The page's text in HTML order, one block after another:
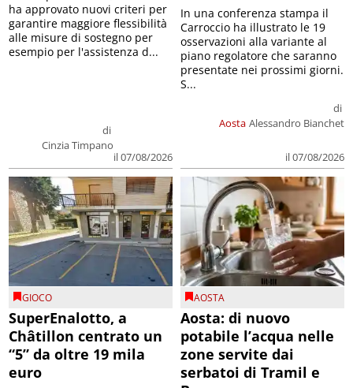
di
Cinzia Timpano
il 07/08/2026
ha approvato nuovi criteri per
garantire maggiore flessibilità
alle misure di sostegno per
esempio per l'assistenza d...
Aosta
di
Alessandro Bianchet
il 07/08/2026
In una conferenza stampa il
Carroccio ha illustrato le 19
osservazioni alla variante al
piano regolatore che saranno
presentate nei prossimi giorni.
S...
GIOCO
SuperEnalotto, a
Châtillon centrato un
“5” da oltre 19 mila
euro
AOSTA
Aosta: di nuovo
potabile l’acqua nelle
zone servite dai
serbatoi di Tramil e